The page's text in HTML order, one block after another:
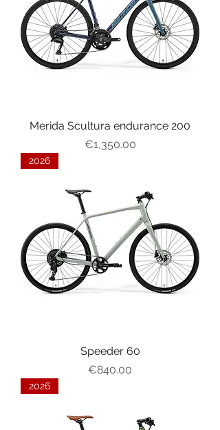
Merida Scultura endurance 200
가격
€1,350.00
2026
Speeder 60
가격
€840.00
2026